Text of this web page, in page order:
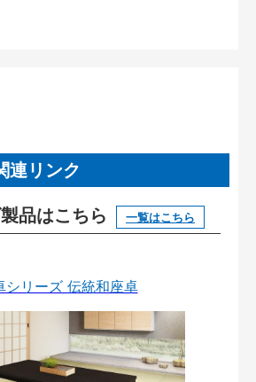
連リンク
品はこちら 一覧はこちら
シリーズ 伝統和座卓